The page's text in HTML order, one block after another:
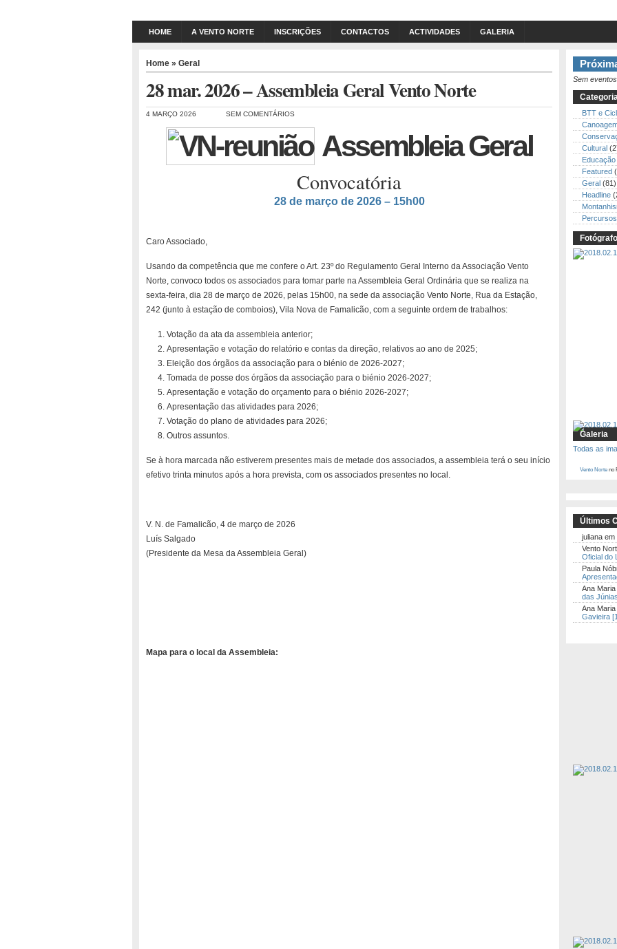
HOME A VENTO NORTE INSCRIÇÕES CONTACTOS ACTIVIDADES GALERIA
Home » Geral
28 mar. 2026 – Assembleia Geral Vento Norte
4 MARÇO 2026 SEM COMENTÁRIOS
Assembleia Geral
Convocatória
28 de março de 2026 – 15h00
Caro Associado,
Usando da competência que me confere o Art. 23º do Regulamento Geral Interno da Associação Vento
Norte, convoco todos os associados para tomar parte na Assembleia Geral Ordinária que se realiza na
sexta-feira, dia 28 de março de 2026, pelas 15h00, na sede da associação Vento Norte, Rua da Estação,
242 (junto à estação de comboios), Vila Nova de Famalicão, com a seguinte ordem de trabalhos:
Votação da ata da assembleia anterior;
Apresentação e votação do relatório e contas da direção, relativos ao ano de 2025;
Eleição dos órgãos da associação para o biénio de 2026-2027;
Tomada de posse dos órgãos da associação para o biénio 2026-2027;
Apresentação e votação do orçamento para o biénio 2026-2027;
Apresentação das atividades para 2026;
Votação do plano de atividades para 2026;
Outros assuntos.
Se à hora marcada não estiverem presentes mais de metade dos associados, a assembleia terá o seu início
efetivo trinta minutos após a hora prevista, com os associados presentes no local.
V. N. de Famalicão, 4 de março de 2026
Luís Salgado
(Presidente da Mesa da Assembleia Geral)
Mapa para o local da Assembleia:
Sem
BTT e
Cultural
Educação
Featured
Geral (81)
Headline
Percursos
Galeria
Todas as
Vento Norte no
Últimos
juliana em
Vento
Oficial do
Paula
Ana
das
Ana
Gavieira